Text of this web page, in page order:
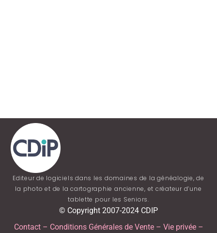
Editeur de logiciels dans les domaines de la généalogie, de
la photo et de la cartographie ancienne, et créateur d’une
tablette pour les Seniors.
© Copyright 2007-2024 CDIP
Contact– Conditions Générales de Vente– Vie privée–